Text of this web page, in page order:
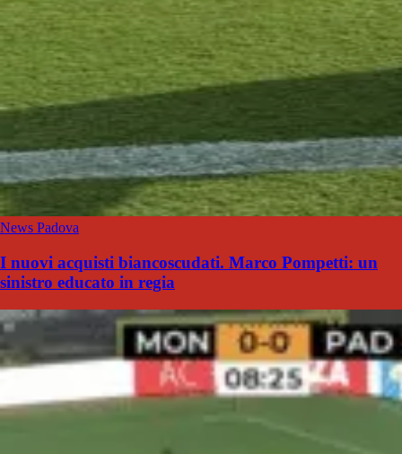
News Padova
I nuovi acquisti biancoscudati. Marco Pompetti: un
sinistro educato in regia